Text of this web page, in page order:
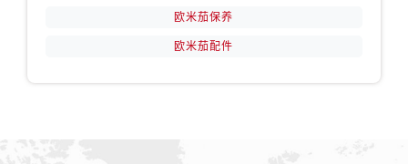
欧米茄保养
欧米茄配件